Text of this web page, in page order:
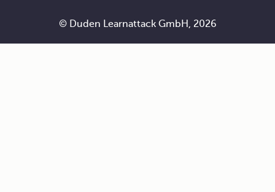
© Duden Learnattack GmbH, 2026